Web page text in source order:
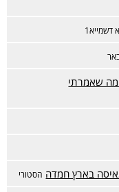
דשמייא1
מה שאמרתי
בארץ חמדה הסטורי